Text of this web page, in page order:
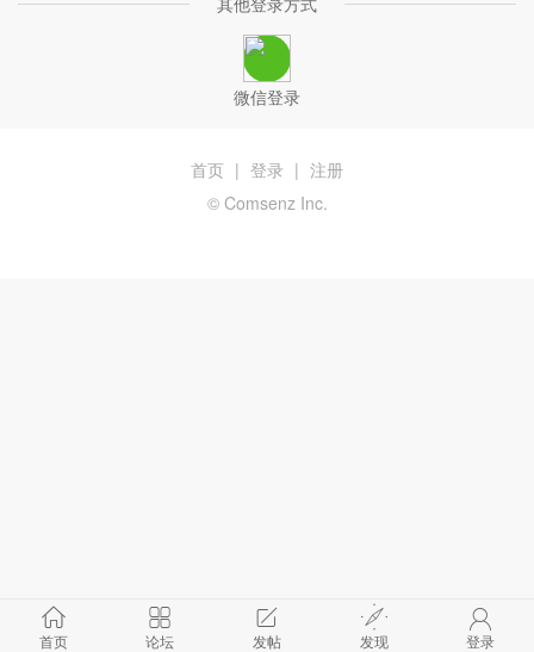
微信登录
首页 论坛 发帖 发现 登录
首页 | 登录 | 注册
© Comsenz Inc.